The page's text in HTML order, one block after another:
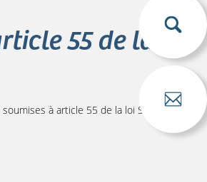
55 de la
à article 55 de la loi SRU